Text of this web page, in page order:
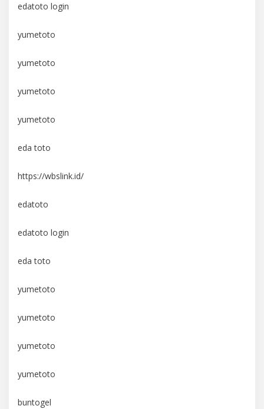
edatoto login
yumetoto
yumetoto
yumetoto
yumetoto
eda toto
https://wbslink.id/
edatoto
edatoto login
eda toto
yumetoto
yumetoto
yumetoto
yumetoto
buntogel